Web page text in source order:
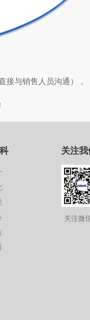
接与销售人员沟通），
关注我
关注微